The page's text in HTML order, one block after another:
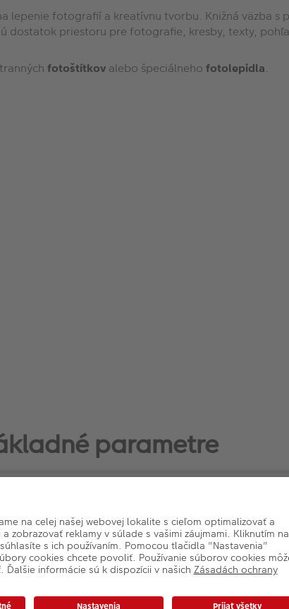
lepenie fotografií a kreatívnu tvorbu. Knižná väzba s
dostatok priestoru pre fotografie, kresby, texty,
fotoštítkov alebo špeciálneho fotolepidla.
parametre